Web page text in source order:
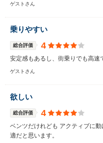
ゲストさん
乗りやすい
総合評価 4
安定感もあるし、街乗りでも高速
ゲストさん
欲しい
総合評価 4
ベンツだけれども アクティブに
適だと思います。